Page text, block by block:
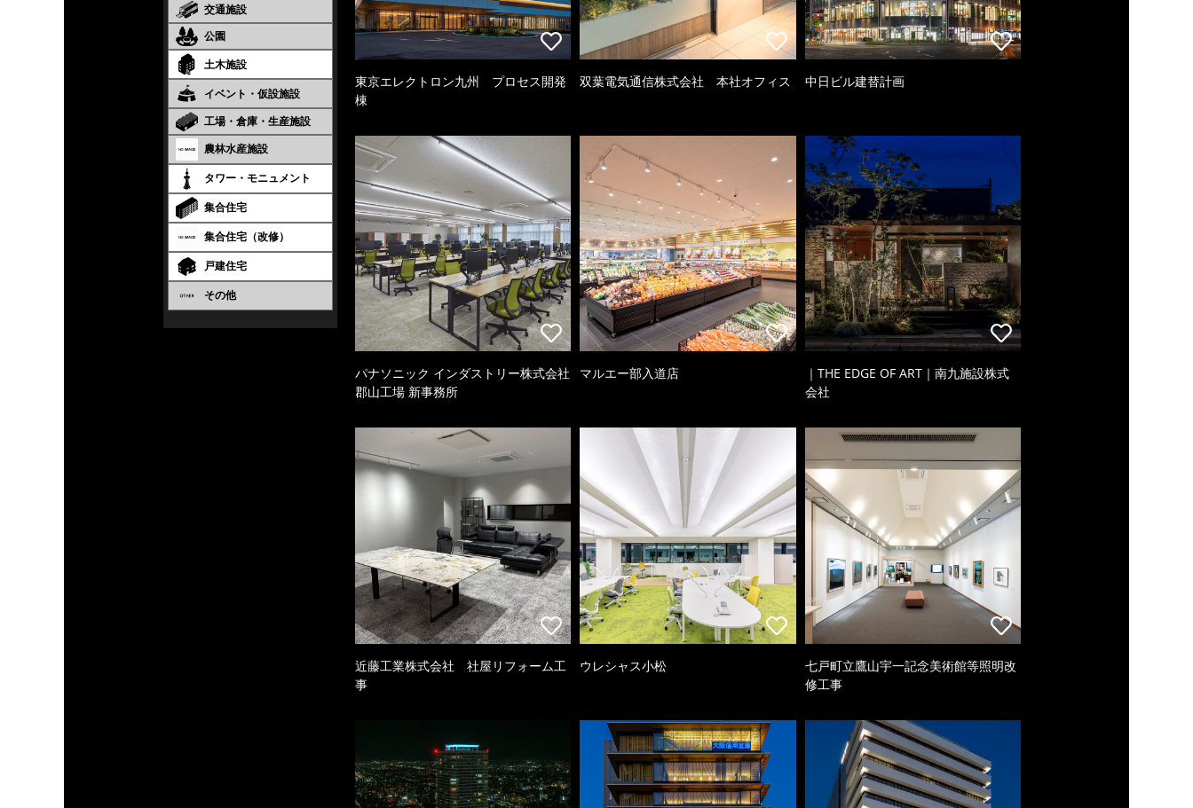
交通施設
公園
土木施設
イベント・仮設施設
工場・倉庫・生産施設
農林水産施設
タワー・モニュメント
集合住宅
集合住宅（改修）
戸建住宅
その他
東京エレクトロン九州 プロセス開発
棟
双葉電気通信株式会社 本社オフィス 中日ビル建替計画
パナソニック インダストリー株式会社
郡山工場 新事務所
マルエー部入道店
｜THE EDGE OF ART｜南九施設株式
会社
近藤工業株式会社 社屋リフォーム工
事
ウレシャス小松
七戸町立鷹山宇一記念美術館等照明改
修工事